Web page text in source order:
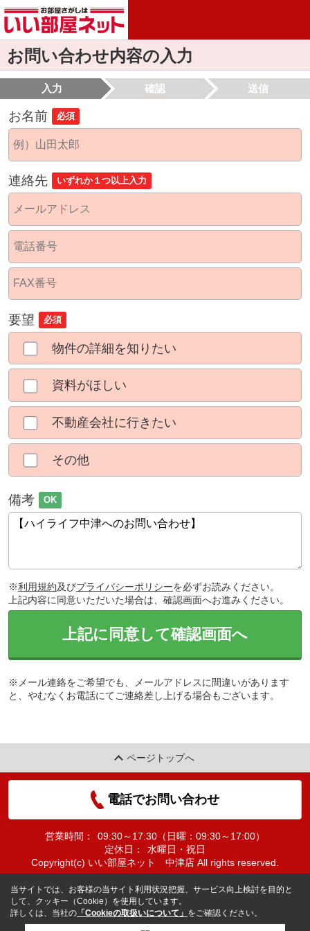
お問い合わせ内容の入力
入力 確認 送信
お名前 必須
連絡先 いずれか１つ以上入力
要望 必須
物件の詳細を知りたい
資料がほしい
不動産会社に行きたい
その他
備考 OK
※利用規約及びプライバシーポリシーを必ずお読みください。
上記内容に同意いただいた場合は、確認画面へお進みください。
上記に同意して確認画面へ
※メール連絡をご希望でも、メールアドレスに間違いがあります
と、やむなくお電話にてご連絡差し上げる場合もございます。
ページトップへ
電話でお問い合わせ
営業時間：
09:30～17:30（日曜：09:30～17:00）
定休日：
水曜日・祝日
Copyright(c) いい部屋ネット 中津店 All rights reserved.
当サイトでは、お客様の当サイト利用状況把握、サービス向上検討を目的と
して、クッキー（Cookie）を使用しています。
詳しくは、当社の 「Cookieの取扱いについて」 をご確認ください。